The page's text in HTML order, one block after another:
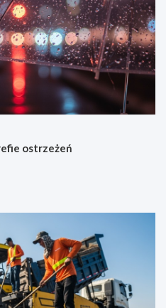
ostrzeżeń